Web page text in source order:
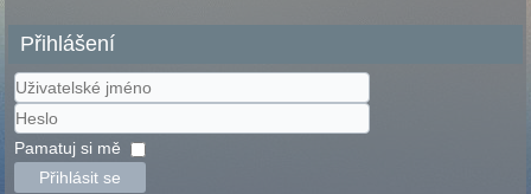
Přihlášení
Uživatelské
jméno
Heslo
Pamatuj si mě
Přihlásit se